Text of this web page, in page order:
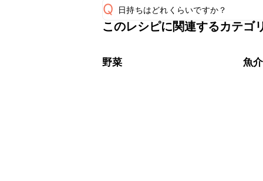
Q 日持ちはどれくらいですか？
保存期間は冷蔵で当日中が目安です
※日持ちは目安です。
このレシピに関連するカテゴ
野菜 魚介